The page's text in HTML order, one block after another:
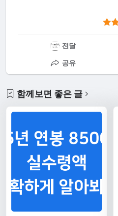
전달
공유
함께보면 좋은 글